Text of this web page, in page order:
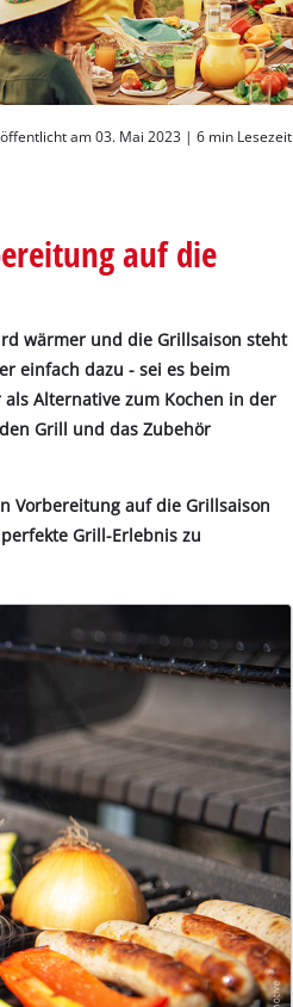
am 03. Mai 2023 | 6 min Lesezeit
auf die
wärmer und die Grillsaison steht
einfach dazu - sei es beim
Alternative zum Kochen in der
Grill und das Zubehör
Vorbereitung auf die Grillsaison
Grill-Erlebnis zu